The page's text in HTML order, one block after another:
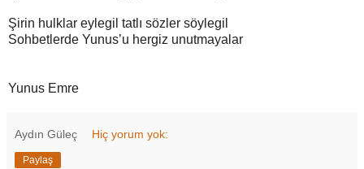
Şirin hulklar eylegil tatlı sözler söylegil
Sohbetlerde Yunus’u hergiz unutmayalar
Yunus Emre
Aydın Güleç Hiç yorum yok:
Paylaş